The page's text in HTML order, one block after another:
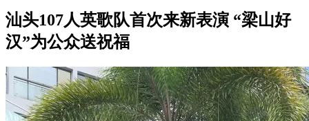
汕头107人英歌队首次来新表演 “梁山好
汉”为公众送祝福